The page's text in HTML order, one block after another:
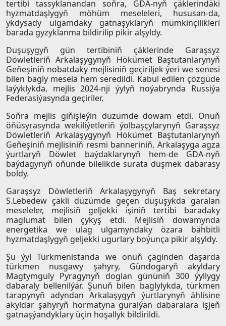
tertibi tassyklanandan soňra, GDA-nyň çäklerindäki
hyzmatdaşlygyň möhüm meseleleri, hususan-da,
ykdysady ulgamdaky gatnaşyklaryň mümkinçilikleri
barada gyzyklanma bildirilip pikir alşyldy.
Duşuşygyň gün tertibiniň çäklerinde Garaşsyz
Döwletleriň Arkalaşygynyň Hökümet Baştutanlarynyň
Geňeşiniň nobatdaky mejlisiniň geçiriljek ýeri we senesi
bilen bagly meselä hem seredildi. Kabul edilen çözgüde
laýyklykda, mejlis 2024-nji ýylyň noýabrynda Russiýa
Federasiýasynda geçiriler.
Soňra mejlis giňişleýin düzümde dowam etdi. Onuň
öňüsyrasynda wekiliýetleriň ýolbaşçylarynyň Garaşsyz
Döwletleriň Arkalaşygynyň Hökümet Baştutanlarynyň
Geňeşiniň mejlisiniň resmi banneriniň, Arkalaşyga agza
ýurtlaryň Döwlet baýdaklarynyň hem-de GDA-nyň
baýdagynyň öňünde bilelikde surata düşmek dabarasy
boldy.
Garaşsyz Döwletleriň Arkalaşygynyň Baş sekretary
S.Lebedew çäkli düzümde geçen duşuşykda garalan
meseleler, mejlisiň geljekki işiniň tertibi baradaky
maglumat bilen çykyş etdi. Mejlisiň dowamynda
energetika we ulag ulgamyndaky özara bähbitli
hyzmatdaşlygyň geljekki ugurlary boýunça pikir alşyldy.
Şu ýyl Türkmenistanda we onuň çäginden daşarda
türkmen nusgawy şahyry, Gündogaryň akyldary
Magtymguly Pyragynyň doglan gününiň 300 ýyllygy
dabaraly bellenilýär. Şunuň bilen baglylykda, türkmen
tarapynyň adyndan Arkalaşygyň ýurtlarynyň ählisine
akyldar şahyryň hormatyna guralýan dabaralara işjeň
gatnaşýandyklary üçin hoşallyk bildirildi.